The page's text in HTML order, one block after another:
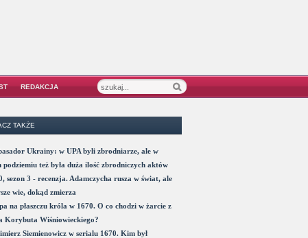
REDAKCJA
TAKŻE
Ukrainy: w UPA byli zbrodniarze, ale w
podziemiu też była duża ilość zbrodniczych aktów
sezon 3 - recenzja. Adamczycha rusza w świat, ale
wie, dokąd zmierza
na płaszczu króla w 1670. O co chodzi w żarcie z
Korybuta Wiśniowieckiego?
Siemienowicz w serialu 1670. Kim był